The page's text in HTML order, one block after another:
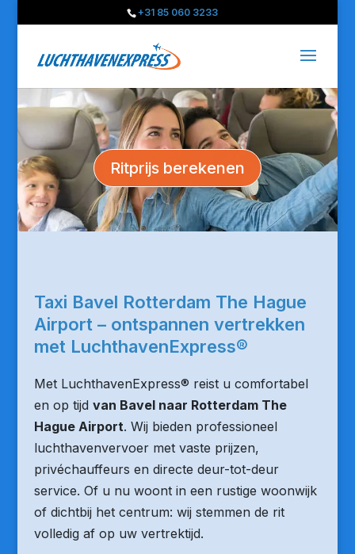
+31 85 060 3233
Ritprijs berekenen
Taxi Bavel Rotterdam The Hague
Airport – ontspannen vertrekken
met LuchthavenExpress®
Met LuchthavenExpress® reist u comfortabel
en op tijd van Bavel naar Rotterdam The
Hague Airport. Wij bieden professioneel
luchthavenvervoer met vaste prijzen,
privéchauffeurs en directe deur-tot-deur
service. Of u nu woont in een rustige woonwijk
of dichtbij het centrum: wij stemmen de rit
volledig af op uw vertrektijd.